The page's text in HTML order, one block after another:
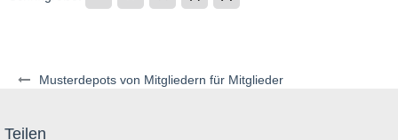
Musterdepots von Mitgliedern für Mitglieder
Teilen